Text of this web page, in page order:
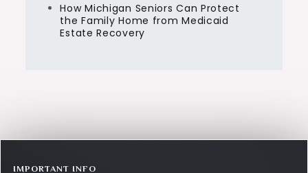
How Michigan Seniors Can Protect
the Family Home from Medicaid
Estate Recovery
IMPORTANT INFO